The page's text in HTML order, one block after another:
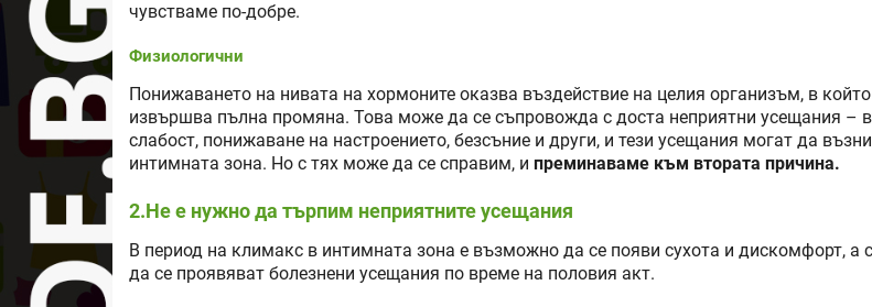
чувстваме по-добре.
Физиологични
Понижаването на нивата на хормоните оказва въздействие на целия организъм, в
извършва пълна промяна. Това може да се съпровожда с доста неприятни усещания –
слабост, понижаване на настроението, безсъние и други, и тези усещания могат да
интимната зона. Но с тях може да се справим, и преминаваме към втората причина.
2.Не е нужно да търпим неприятните усещания
В период на климакс в интимната зона е възможно да се появи сухота и дискомфорт, а
да се проявяват болезнени усещания по време на половия акт.